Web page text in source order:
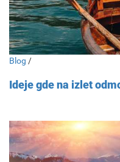
Blog /
Ideje gde na izlet